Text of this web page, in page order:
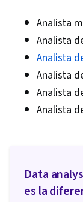
Analista
Analista
Analista
Analista
Analista
Analista
Data
es la